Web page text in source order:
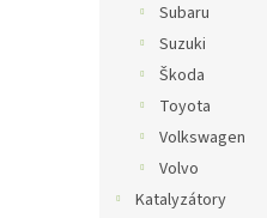
Subaru
Suzuki
Škoda
Toyota
Volkswagen
Volvo
Katalyzátory